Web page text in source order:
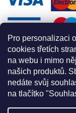
Pro personalizaci
cookies třetích
na webu i mimo
našich produktů.
nedáte svůj
na tlačítko